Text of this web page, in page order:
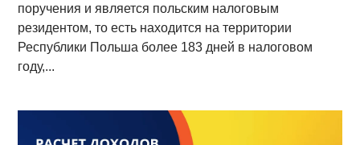
поручения и является польским налоговым
резидентом, то есть находится на территории
Республики Польша более 183 дней в налоговом
году,...